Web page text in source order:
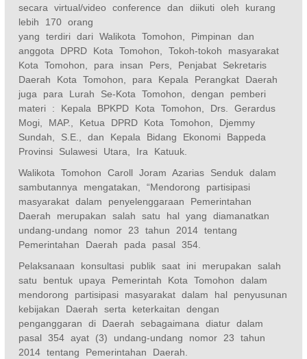
secara virtual/video conference dan diikuti oleh kurang
lebih 170 orang
yang terdiri dari Walikota Tomohon, Pimpinan dan
anggota DPRD Kota Tomohon, Tokoh-tokoh masyarakat
Kota Tomohon, para insan Pers, Penjabat Sekretaris
Daerah Kota Tomohon, para Kepala Perangkat Daerah
juga para Lurah Se-Kota Tomohon, dengan pemberi
materi : Kepala BPKPD Kota Tomohon, Drs. Gerardus
Mogi, MAP., Ketua DPRD Kota Tomohon, Djemmy
Sundah, S.E., dan Kepala Bidang Ekonomi Bappeda
Provinsi Sulawesi Utara, Ira Katuuk.
Walikota Tomohon Caroll Joram Azarias Senduk dalam
sambutannya mengatakan, “Mendorong partisipasi
masyarakat dalam penyelenggaraan Pemerintahan
Daerah merupakan salah satu hal yang diamanatkan
undang-undang nomor 23 tahun 2014 tentang
Pemerintahan Daerah pada pasal 354.
Pelaksanaan konsultasi publik saat ini merupakan salah
satu bentuk upaya Pemerintah Kota Tomohon dalam
mendorong partisipasi masyarakat dalam hal penyusunan
kebijakan Daerah serta keterkaitan dengan
penganggaran di Daerah sebagaimana diatur dalam
pasal 354 ayat (3) undang-undang nomor 23 tahun
2014 tentang Pemerintahan Daerah.